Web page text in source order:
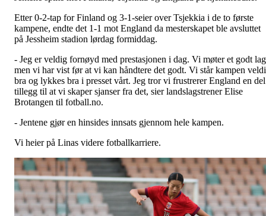
Etter 0-2-tap for Finland og 3-1-seier over Tsjekkia i de to første
kampene, endte det 1-1 mot England da mesterskapet ble avsluttet
på Jessheim stadion lørdag formiddag.
- Jeg er veldig fornøyd med prestasjonen i dag. Vi møter et godt
men vi har vist før at vi kan håndtere det godt. Vi står kampen
bra og lykkes bra i presset vårt. Jeg tror vi frustrerer England en
tillegg til at vi skaper sjanser fra det, sier landslagstrener Elise
Brotangen til fotball.no.
- Jentene gjør en hinsides innsats gjennom hele kampen.
Vi heier på Linas videre fotballkarriere.